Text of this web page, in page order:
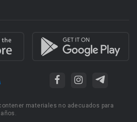
materiales no adecuados para